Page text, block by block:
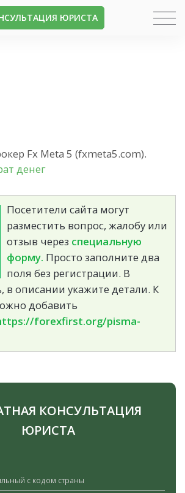
ЮРИСТА
Fx Meta 5 (fxmeta5.com).
денег
Посетители сайта могут
разместить вопрос, жалобу или
отзыв через специальную
форму. Просто заполните два
поля без регистрации. В
в описании укажите детали. К
добавить
forexfirst.org/pisma-
КОНСУЛЬТАЦИЯ
ЮРИСТА